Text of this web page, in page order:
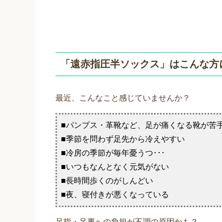
「遠赤指圧半ソックス」はこんな
最近、こんなこと感じていませんか？
■パンプス・革靴など、足が痛くなる靴が苦
■季節を問わず足先から冷えやすい
■冷房の季節が毎年憂うつ･･･
■いつもなんとなく元気がない
■長時間歩くのがしんどい
■夜、寝付きが悪くなっている